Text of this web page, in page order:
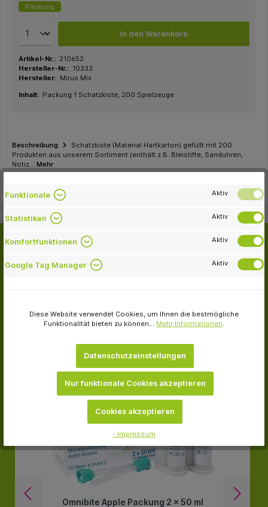
Packung
In den Warenkorb
Artikel-Nr.: 210652
Hersteller-Nr.: 10333
Hersteller: Mirus Mix
Inhalt: Packung 1 Schatzkiste, 200 Spielzeuge
Beschreibung
Schatzkiste (Material Hartkarton) gefüllt mit 200
Produkten aus unserem Sortiment (enthält z.B. Bleistifte, Sanduhren,
Notiz… Mehr
Omnibite Apple Packung 2 x 50 ml
Funktionale Aktiv
Statistiken Aktiv
Komfortfunktionen Aktiv
Google Tag Manager Aktiv
Diese Website verwendet Cookies, um Ihnen die bestmögliche
Funktionalität bieten zu können... Mehr Informationen.
Datenschutzeinstellungen
Nur funktionale Cookies akzeptieren
Cookies akzeptieren
- Impressum